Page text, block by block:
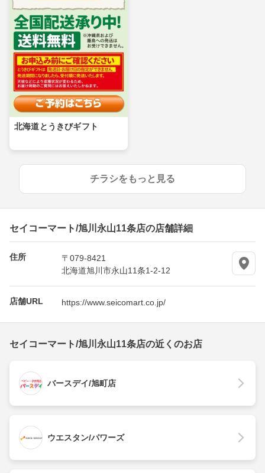
北海道とうきびギフト
チラシをもっと見る
セイコーマート/旭川永山11条店の店舗詳細
住所
〒079-8421
北海道旭川市永山11条1-2-12
店舗URL https://www.seicomart.co.jp/
セイコーマート/旭川永山11条店の近くのお店
バースデイ/旭町店
ウエスタン/パワーズ